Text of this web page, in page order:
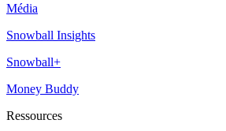
Média
Snowball Insights
Snowball+
Money Buddy
Ressources